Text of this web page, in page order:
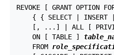
REVOKE [ GRANT OPTION
{ { SELECT | INSERT
[, ...] | ALL [
    ON [ TABLE ]
    FROM